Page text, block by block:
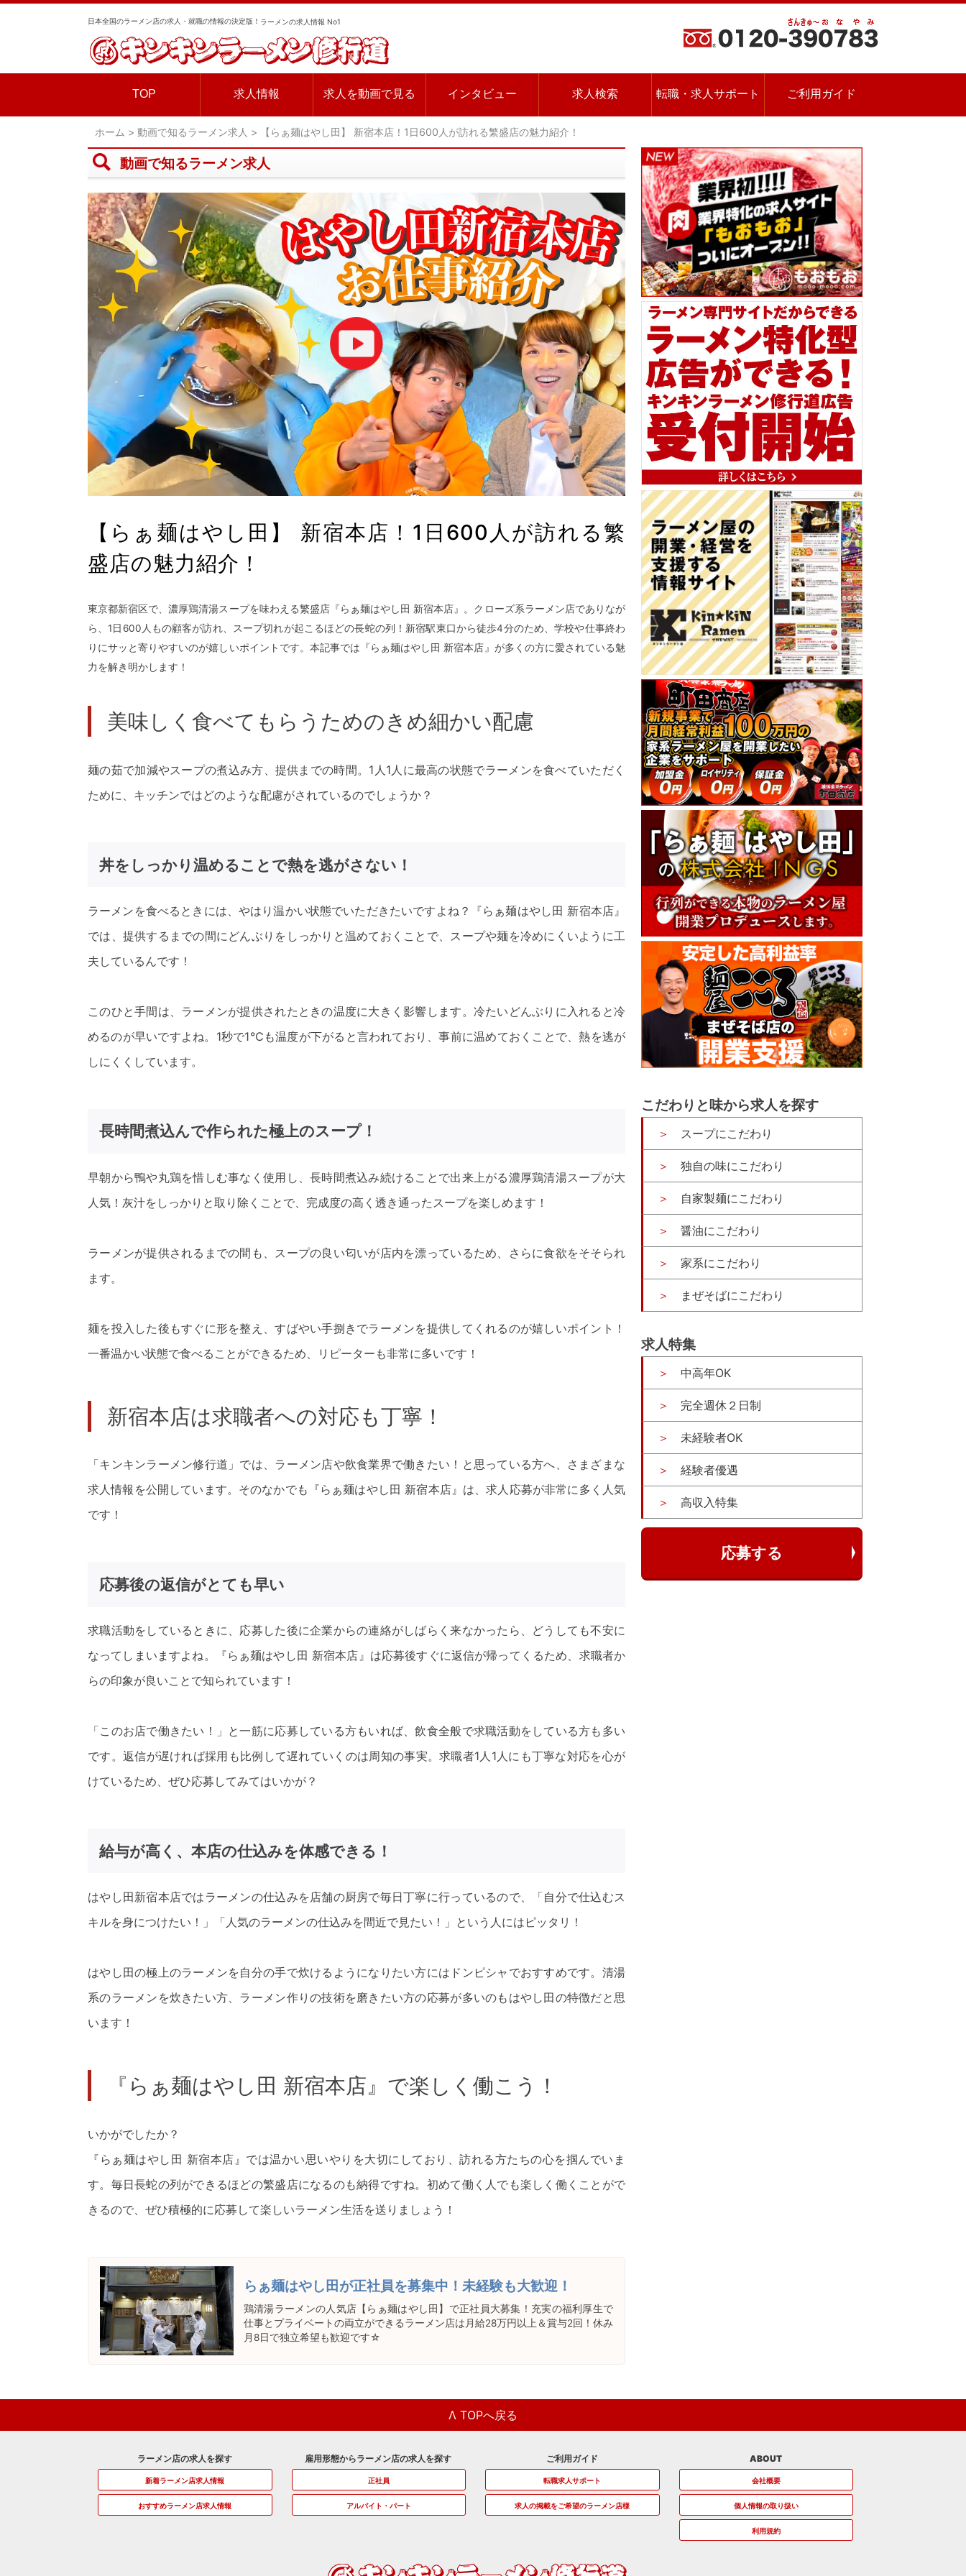
日本全国のラーメン店の求人・就職の情報の決定版！ ラーメンの求人情報 No1
TOP 求人情報 求人を動画で見る インタビュー 求人検索 転職・求人サポート ご利用ガイド
ホーム > 動画で知るラーメン求人 > 【らぁ麺はやし田】 新宿本店！1日600人が訪れる繁盛店の魅力紹介！
動画で知るラーメン求人
【らぁ麺はやし田】 新宿本店！1日600人が訪れる繁
盛店の魅力紹介！
東京都新宿区で、濃厚鶏清湯スープを味わえる繁盛店『らぁ麺はやし田 新宿本店』。クローズ系ラーメン店でありなが
ら、1日600人もの顧客が訪れ、スープ切れが起こるほどの長蛇の列！新宿駅東口から徒歩4分のため、学校や仕事終わ
りにサッと寄りやすいのが嬉しいポイントです。本記事では『らぁ麺はやし田 新宿本店』が多くの方に愛されている魅
力を解き明かします！
美味しく食べてもらうためのきめ細かい配慮
麺の茹で加減やスープの煮込み方、提供までの時間。1人1人に最高の状態でラーメンを食べていただく
ために、キッチンではどのような配慮がされているのでしょうか？
丼をしっかり温めることで熱を逃がさない！
ラーメンを食べるときには、やはり温かい状態でいただきたいですよね？『らぁ麺はやし田 新宿本店』
では、提供するまでの間にどんぶりをしっかりと温めておくことで、スープや麺を冷めにくいように工
夫しているんです！
このひと手間は、ラーメンが提供されたときの温度に大きく影響します。冷たいどんぶりに入れると冷
めるのが早いですよね。1秒で1℃も温度が下がると言われており、事前に温めておくことで、熱を逃が
しにくくしています。
長時間煮込んで作られた極上のスープ！
早朝から鴨や丸鶏を惜しむ事なく使用し、長時間煮込み続けることで出来上がる濃厚鶏清湯スープが大
人気！灰汁をしっかりと取り除くことで、完成度の高く透き通ったスープを楽しめます！
ラーメンが提供されるまでの間も、スープの良い匂いが店内を漂っているため、さらに食欲をそそられ
ます。
麺を投入した後もすぐに形を整え、すばやい手捌きでラーメンを提供してくれるのが嬉しいポイント！
一番温かい状態で食べることができるため、リピーターも非常に多いです！
新宿本店は求職者への対応も丁寧！
「キンキンラーメン修行道」では、ラーメン店や飲食業界で働きたい！と思っている方へ、さまざまな
求人情報を公開しています。そのなかでも『らぁ麺はやし田 新宿本店』は、求人応募が非常に多く人気
です！
応募後の返信がとても早い
求職活動をしているときに、応募した後に企業からの連絡がしばらく来なかったら、どうしても不安に
なってしまいますよね。『らぁ麺はやし田 新宿本店』は応募後すぐに返信が帰ってくるため、求職者か
らの印象が良いことで知られています！
「このお店で働きたい！」と一筋に応募している方もいれば、飲食全般で求職活動をしている方も多い
です。返信が遅ければ採用も比例して遅れていくのは周知の事実。求職者1人1人にも丁寧な対応を心が
けているため、ぜひ応募してみてはいかが？
給与が高く、本店の仕込みを体感できる！
はやし田新宿本店ではラーメンの仕込みを店舗の厨房で毎日丁寧に行っているので、「自分で仕込むス
キルを身につけたい！」「人気のラーメンの仕込みを間近で見たい！」という人にはピッタリ！
はやし田の極上のラーメンを自分の手で炊けるようになりたい方にはドンピシャでおすすめです。清湯
系のラーメンを炊きたい方、ラーメン作りの技術を磨きたい方の応募が多いのもはやし田の特徴だと思
います！
『らぁ麺はやし田 新宿本店』で楽しく働こう！
いかがでしたか？
『らぁ麺はやし田 新宿本店』では温かい思いやりを大切にしており、訪れる方たちの心を掴んでいま
す。毎日長蛇の列ができるほどの繁盛店になるのも納得ですね。初めて働く人でも楽しく働くことがで
きるので、ぜひ積極的に応募して楽しいラーメン生活を送りましょう！
らぁ麺はやし田が正社員を募集中！未経験も大歓迎！
鶏清湯ラーメンの人気店【らぁ麺はやし田】で正社員大募集！充実の福利厚生で
仕事とプライベートの両立ができるラーメン店は月給28万円以上＆賞与2回！休み
月8日で独立希望も歓迎です☆
こだわりと味から求人を探す
スープにこだわり
独自の味にこだわり
自家製麺にこだわり
醤油にこだわり
家系にこだわり
まぜそばにこだわり
求人特集
中高年OK
完全週休２日制
未経験者OK
経験者優遇
高収入特集
Λ TOPへ戻る
ラーメン店の求人を探す
新着ラーメン店求人情報
おすすめラーメン店求人情報
雇用形態からラーメン店の求人を探す
正社員
アルバイト・パート
ご利用ガイド
転職求人サポート
求人の掲載をご希望のラーメン店様
ABOUT
会社概要
個人情報の取り扱い
利用規約